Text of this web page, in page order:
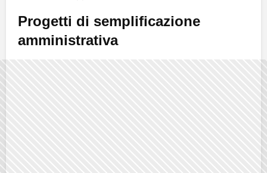
Progetti di semplificazione
amministrativa